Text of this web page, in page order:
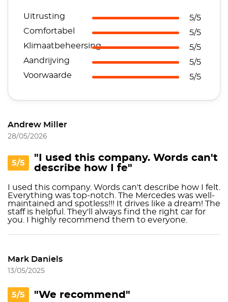
Uitrusting
5/5
Comfortabel
5/5
Klimaatbeheersing
5/5
Aandrijving
5/5
Voorwaarde
5/5
Andrew Miller
28/05/2026
5/5
"I used this company. Words can't
describe how I fe"
I used this company. Words can't describe how I felt.
Everything was top-notch. The Mercedes was well-
maintained and spotless!!! It drives like a dream! The
staff is helpful. They'll always find the right car for
you. I highly recommend them to everyone.
Mark Daniels
13/05/2025
5/5 "We recommend"